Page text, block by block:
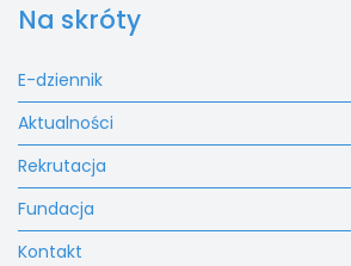
Na skróty
E-dziennik
Aktualności
Rekrutacja
Fundacja
Kontakt